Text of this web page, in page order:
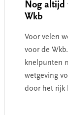
Nog altijd
Wkb
Voor velen
voor de
knelpunten
wetgeving
door het rijk